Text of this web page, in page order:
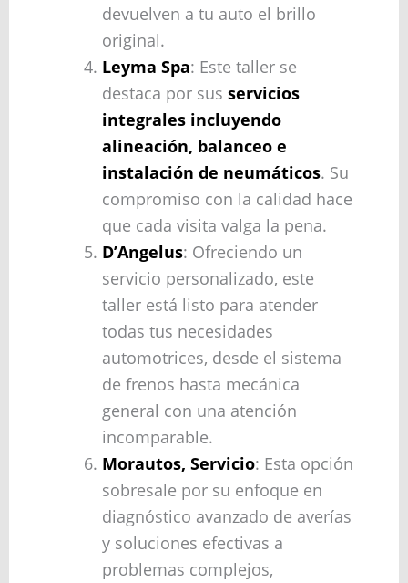
devuelven a tu auto el brillo
original.
Leyma Spa: Este taller se
destaca por sus servicios
integrales incluyendo
alineación, balanceo e
instalación de neumáticos. Su
compromiso con la calidad hace
que cada visita valga la pena.
D’Angelus: Ofreciendo un
servicio personalizado, este
taller está listo para atender
todas tus necesidades
automotrices, desde el sistema
de frenos hasta mecánica
general con una atención
incomparable.
Morautos, Servicio: Esta opción
sobresale por su enfoque en
diagnóstico avanzado de averías
y soluciones efectivas a
problemas complejos,